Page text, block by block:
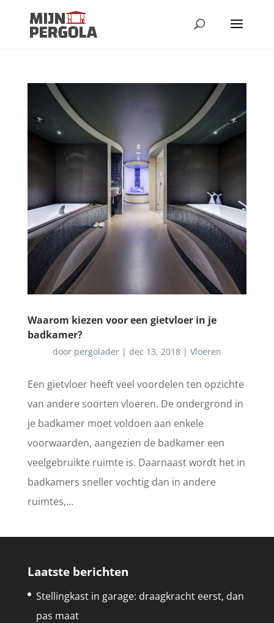
Waarom kiezen voor een gietvloer in je
badkamer?
door pergolader| dec 13, 2018| Vloeren
Een gietvloer heeft veel voordelen ten opzichte
van andere soorten vloeren. De ondergrond in
je badkamer moet voldoen aan enkele
voorwaarden, aangezien de badkamer een
veelgebruikte ruimte is. Daarnaast wordt het in
badkamers sneller vochtig dan in andere
ruimtes,...
Laatste berichten
Stellingkast in garage: draagkracht eerst, dan
pas maat